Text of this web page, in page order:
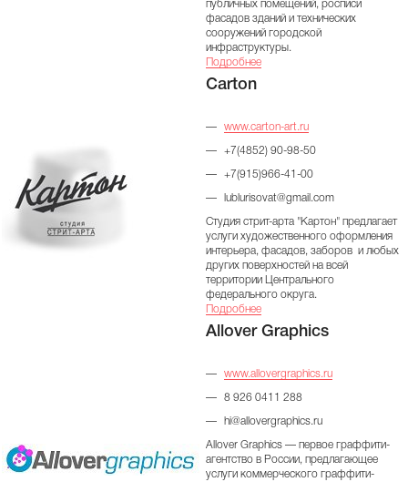
публичных помещений, росписи
фасадов зданий и технических
сооружений городской
инфраструктуры.
Подробнее
Carton
www.carton-art.ru
+7(4852) 90-98-50
+7(915)966-41-00
lublurisovat@gmail.com
Студия стрит-арта "Картон" предлагает
услуги художественного оформления
интерьера, фасадов, заборов и любых
других поверхностей на всей
территории Центрального
федерального округа.
Подробнее
Allover Graphics
www.allovergraphics.ru
8 926 0411 288
hi@allovergraphics.ru
Allover Graphics — первое граффити-
агентство в России, предлагающее
услуги коммерческого граффити-